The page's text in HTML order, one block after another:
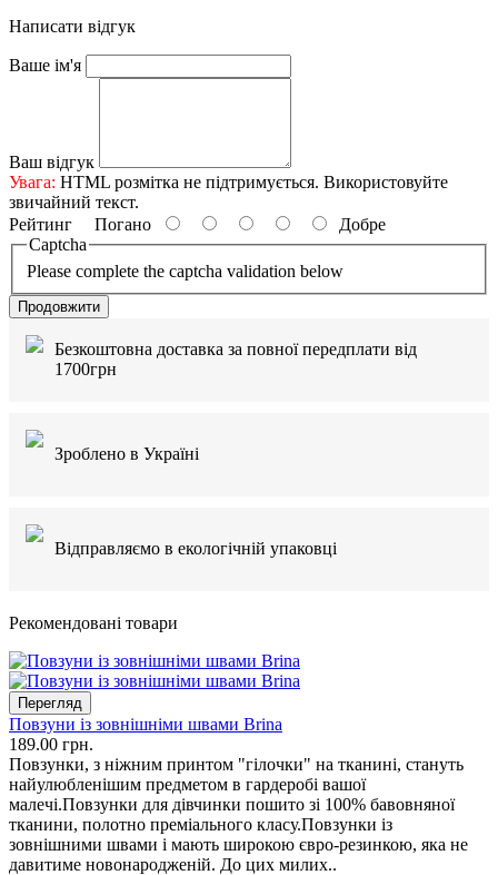
Написати відгук
Ваше ім'я
Ваш відгук
Увага: HTML розмітка не підтримується. Використовуйте
звичайний текст.
Рейтинг Погано
Добре
Captcha
Please complete the captcha validation below
Продовжити
Безкоштовна доставка за повної передплати від
1700грн
Зроблено в Україні
Відправляємо в екологічній упаковці
Рекомендовані товари
Перегляд
Повзуни із зовнішніми швами Brina
189.00 грн.
Повзунки, з ніжним принтом "гілочки" на тканині, стануть
найулюбленішим предметом в гардеробі вашої
малечі.Повзунки для дівчинки пошито зі 100% бавовняної
тканини, полотно преміального класу.Повзунки із
зовнішними швами і мають широкою євро-резинкою, яка не
давитиме новонародженій. До цих милих..